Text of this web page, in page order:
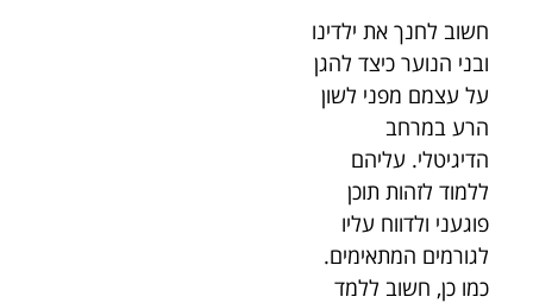
חשוב לחנך את ילדינו
ובני הנוער כיצד להגן
על עצמם מפני לשון
הרע במרחב
הדיגיטלי. עליהם
ללמוד לזהות תוכן
פוגעני ולדווח עליו
לגורמים המתאימים.
כמו כן, חשוב ללמד